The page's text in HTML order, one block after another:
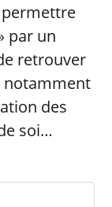
permettre
par un
retrouver
notamment
des
soi…